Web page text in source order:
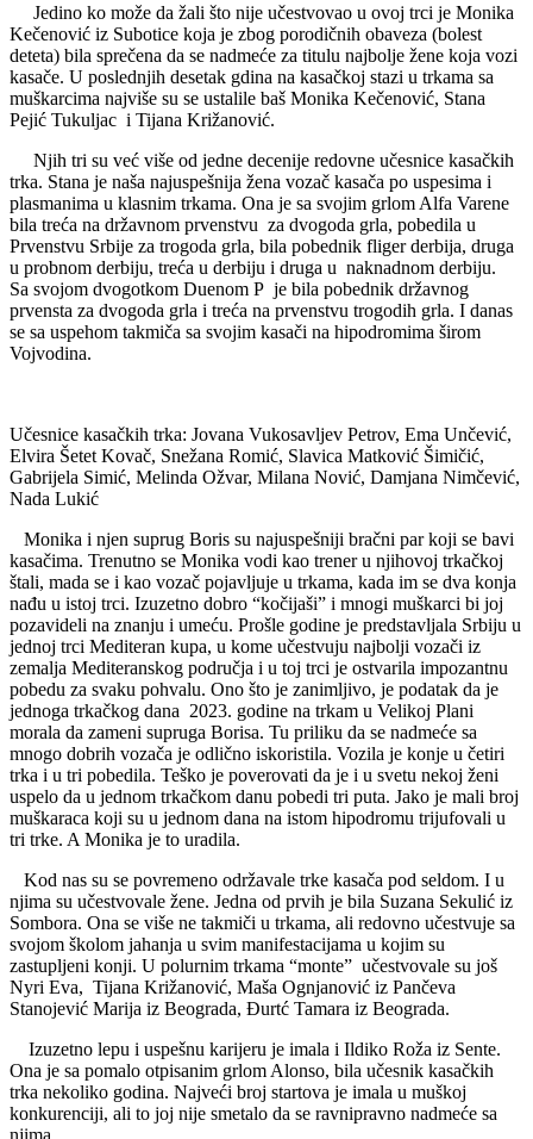
Jedino ko može da žali što nije učestvovao u ovoj trci je Monika
Kečenović iz Subotice koja je zbog porodičnih obaveza (bolest
deteta) bila sprečena da se nadmeće za titulu najbolje žene koja vozi
kasače. U poslednjih desetak gdina na kasačkoj stazi u trkama sa
muškarcima najviše su se ustalile baš Monika Kečenović, Stana
Pejić Tukuljac i Tijana Križanović.
Njih tri su već više od jedne decenije redovne učesnice kasačkih
trka. Stana je naša najuspešnija žena vozač kasača po uspesima i
plasmanima u klasnim trkama. Ona je sa svojim grlom Alfa Varene
bila treća na državnom prvenstvu za dvogoda grla, pobedila u
Prvenstvu Srbije za trogoda grla, bila pobednik fliger derbija, druga
u probnom derbiju, treća u derbiju i druga u naknadnom derbiju.
Sa svojom dvogotkom Duenom P je bila pobednik državnog
prvensta za dvogoda grla i treća na prvenstvu trogodih grla. I danas
se sa uspehom takmiča sa svojim kasači na hipodromima širom
Vojvodina.
Učesnice kasačkih trka: Jovana Vukosavljev Petrov, Ema Unčević,
Elvira Šetet Kovač, Snežana Romić, Slavica Matković Šimičić,
Gabrijela Simić, Melinda Ožvar, Milana Nović, Damjana Nimčević,
Nada Lukić
Monika i njen suprug Boris su najuspešniji bračni par koji se bavi
kasačima. Trenutno se Monika vodi kao trener u njihovoj trkačkoj
štali, mada se i kao vozač pojavljuje u trkama, kada im se dva konja
nađu u istoj trci. Izuzetno dobro “kočijaši” i mnogi muškarci bi joj
pozavideli na znanju i umeću. Prošle godine je predstavljala Srbiju u
jednoj trci Mediteran kupa, u kome učestvuju najbolji vozači iz
zemalja Mediteranskog područja i u toj trci je ostvarila impozantnu
pobedu za svaku pohvalu. Ono što je zanimljivo, je podatak da je
jednoga trkačkog dana 2023. godine na trkam u Velikoj Plani
morala da zameni supruga Borisa. Tu priliku da se nadmeće sa
mnogo dobrih vozača je odlično iskoristila. Vozila je konje u četiri
trka i u tri pobedila. Teško je poverovati da je i u svetu nekoj ženi
uspelo da u jednom trkačkom danu pobedi tri puta. Jako je mali broj
muškaraca koji su u jednom dana na istom hipodromu trijufovali u
tri trke. A Monika je to uradila.
Kod nas su se povremeno održavale trke kasača pod seldom. I u
njima su učestvovale žene. Jedna od prvih je bila Suzana Sekulić iz
Sombora. Ona se više ne takmiči u trkama, ali redovno učestvuje sa
svojom školom jahanja u svim manifestacijama u kojim su
zastupljeni konji. U polurnim trkama “monte” učestvovale su još
Nyri Eva, Tijana Križanović, Maša Ognjanović iz Pančeva
Stanojević Marija iz Beograda, Đurtć Tamara iz Beograda.
Izuzetno lepu i uspešnu karijeru je imala i Ildiko Roža iz Sente.
Ona je sa pomalo otpisanim grlom Alonso, bila učesnik kasačkih
trka nekoliko godina. Najveći broj startova je imala u muškoj
konkurenciji, ali to joj nije smetalo da se ravnipravno nadmeće sa
njima.